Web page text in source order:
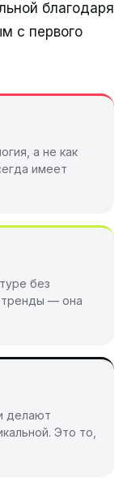
благодаря
с первого
а не как
имеет
без
тренды — она
делают
Это то,